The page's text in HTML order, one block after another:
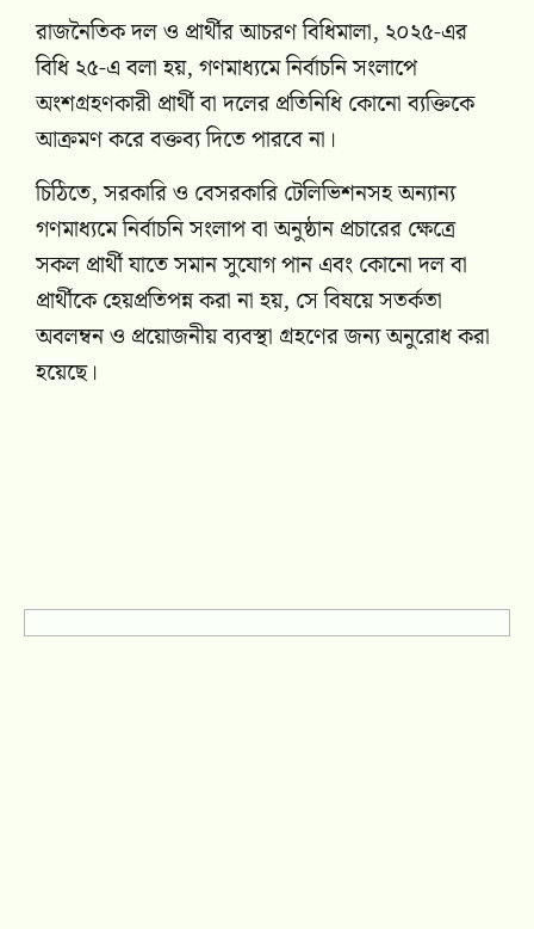
রাজনৈতিক দল ও প্রার্থীর আচরণ বিধিমালা, ২০২৫-এর
বিধি ২৫-এ বলা হয়, গণমাধ্যমে নির্বাচনি সংলাপে
অংশগ্রহণকারী প্রার্থী বা দলের প্রতিনিধি কোনো ব্যক্তিকে
আক্রমণ করে বক্তব্য দিতে পারবে না।
চিঠিতে, সরকারি ও বেসরকারি টেলিভিশনসহ অন্যান্য
গণমাধ্যমে নির্বাচনি সংলাপ বা অনুষ্ঠান প্রচারের ক্ষেত্রে
সকল প্রার্থী যাতে সমান সুযোগ পান এবং কোনো দল বা
প্রার্থীকে হেয়প্রতিপন্ন করা না হয়, সে বিষয়ে সতর্কতা
অবলম্বন ও প্রয়োজনীয় ব্যবস্থা গ্রহণের জন্য অনুরোধ করা
হয়েছে।